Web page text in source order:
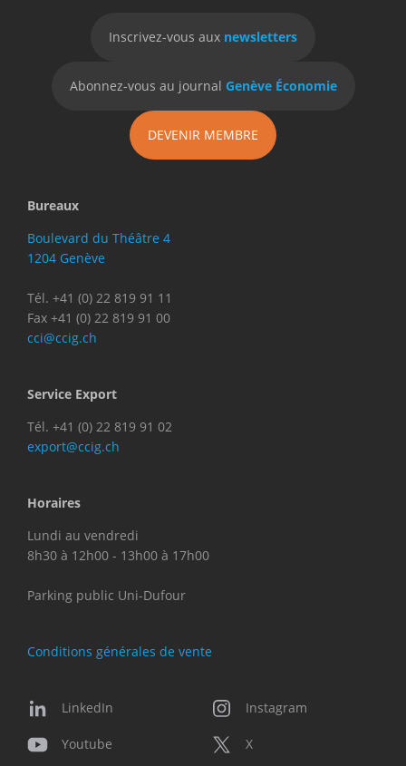
Inscrivez-vous aux newsletters
Abonnez-vous au journal Genève Économie
DEVENIR MEMBRE
Bureaux
Boulevard du Théâtre 4
1204 Genève
Tél. +41 (0) 22 819 91 11
Fax +41 (0) 22 819 91 00
cci@ccig.ch
Service Export
Tél. +41 (0) 22 819 91 02
export@ccig.ch
Horaires
Lundi au vendredi
8h30 à 12h00 - 13h00 à 17h00
Parking public Uni-Dufour
Conditions générales de vente
LinkedIn Instagram
Youtube X